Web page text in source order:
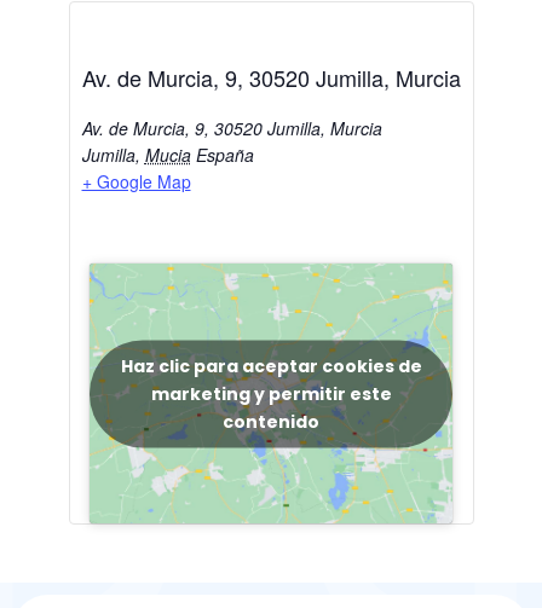
Av. de Murcia, 9, 30520 Jumilla, Murcia
Av. de Murcia, 9, 30520 Jumilla, Murcia
Jumilla, Mucia España
+ Google Map
Haz clic para aceptar cookies de
marketing y permitir este
contenido